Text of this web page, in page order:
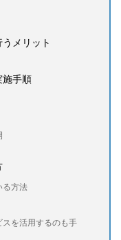
メリット
施手順
る方法
スを活用するのも手